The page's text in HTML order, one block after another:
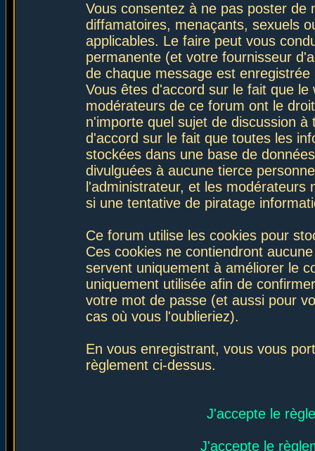
Vous consentez à ne pas poster de
diffamatoires, menaçants, sexuels
applicables. Le faire peut vous
permanente (et votre fournisseur
de chaque message est
Vous êtes d'accord sur le fait que
modérateurs de ce forum ont le
n'importe quel sujet de discussion
d'accord sur le fait que toutes les
stockées dans une base de
divulguées à aucune tierce
l'administrateur, et les
si une tentative de piratage
Ce forum utilise les cookies pour
Ces cookies ne contiendront
servent uniquement à améliorer le
uniquement utilisée afin de
votre mot de passe (et aussi pour
cas où vous l'oublieriez).
En vous enregistrant, vous vous
règlement ci-dessus.
J'accepte le
J'accepte le